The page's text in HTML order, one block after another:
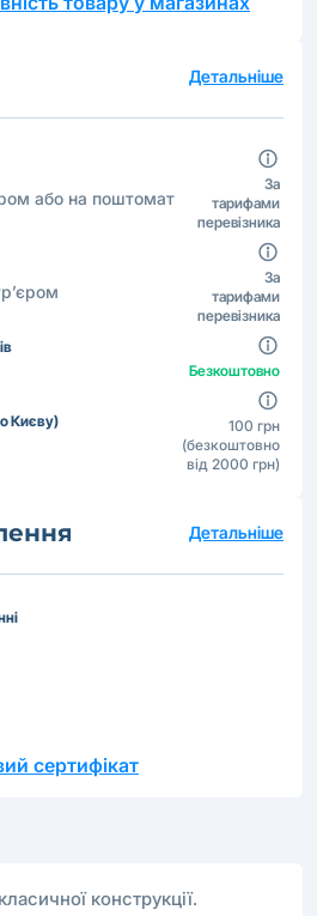
Детальніше
або на поштомат
За
тарифами
перевізника
За
тарифами
перевізника
Безкоштовно
Києву)
100 грн
(безкоштовно
від 2000 грн)
Детальніше
сертифікат
конструкції.